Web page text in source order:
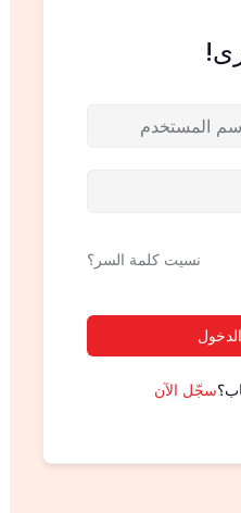
نسيت كلمة السر؟
سجّل الآن